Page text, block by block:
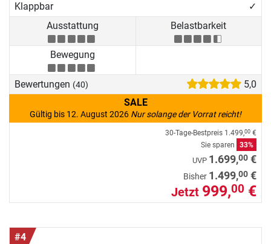
Klappbar
✓
Ausstattung
Belastbarkeit
Bewegung
Bewertungen (40)
5,0
SALE
Gültig bis 12. August 2026 Nur solange der Vorrat reicht!
30-Tage-Bestpreis 1.499,00 €
Sie sparen
33%
UVP 1.699,00 €
Bisher 1.499,00 €
Jetzt 999,00 €
#4